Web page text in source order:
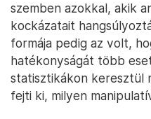
szemben azokkal, akik
kockázatait
formája pedig az volt,
hatékonyságát több
statisztikákon keresztül
fejti ki, milyen